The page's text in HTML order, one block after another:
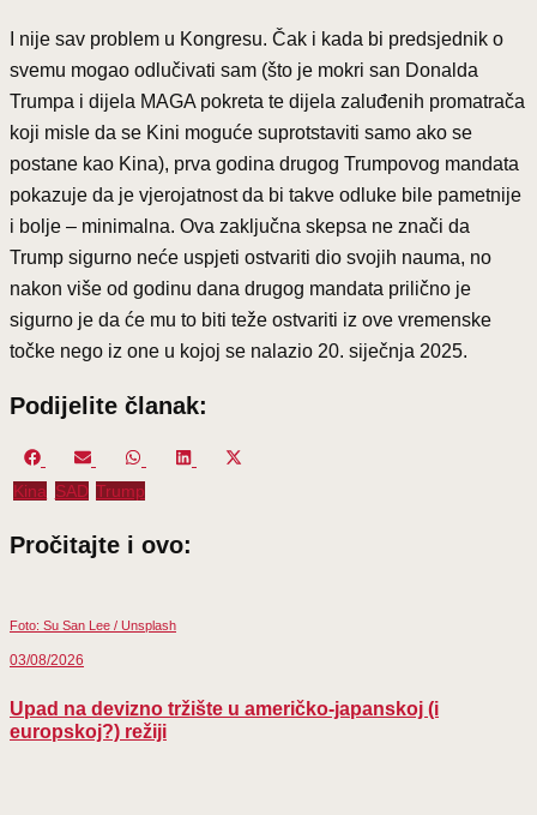
I nije sav problem u Kongresu. Čak i kada bi predsjednik o
svemu mogao odlučivati sam (što je mokri san Donalda
Trumpa i dijela MAGA pokreta te dijela zaluđenih promatrača
koji misle da se Kini moguće suprotstaviti samo ako se
postane kao Kina), prva godina drugog Trumpovog mandata
pokazuje da je vjerojatnost da bi takve odluke bile pametnije
i bolje – minimalna. Ova zaključna skepsa ne znači da
Trump sigurno neće uspjeti ostvariti dio svojih nauma, no
nakon više od godinu dana drugog mandata prilično je
sigurno je da će mu to biti teže ostvariti iz ove vremenske
točke nego iz one u kojoj se nalazio 20. siječnja 2025.
Podijelite članak:
Share
on
Share
on
Share
Share
Kina SAD Trump
Pročitajte i ovo:
Foto: Su San Lee / Unsplash
03/08/2026
Upad na devizno tržište u američko-japanskoj (i
europskoj?) režiji